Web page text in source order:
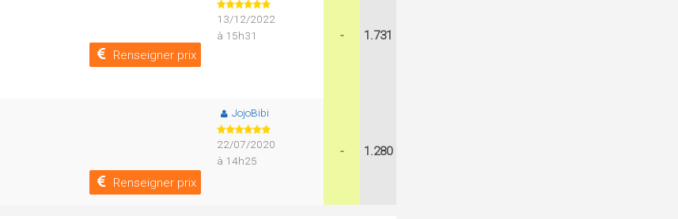
Renseigner prix
13/12/2022
à 15h31
- 1.731
Renseigner prix
JojoBibi
22/07/2020
à 14h25
- 1.280